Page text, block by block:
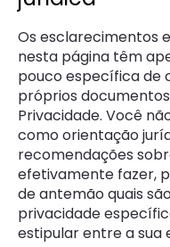
Os esclarecimentos
nesta página têm
pouco específica de
próprios
Privacidade. Você
como orientação
recomendações
efetivamente fazer,
de antemão quais
privacidade
estipular entre a sua